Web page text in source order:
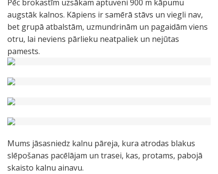
Pēc brokastīm uzsākam aptuveni 900 m kāpumu
augstāk kalnos. Kāpiens ir samērā stāvs un viegli nav,
bet grupā atbalstām, uzmundrinām un pagaidām viens
otru, lai neviens pārlieku neatpaliek un nejūtas
pamests.
Mums jāsasniedz kalnu pāreja, kura atrodas blakus
slēpošanas pacēlājam un trasei, kas, protams, pabojā
skaisto kalnu ainavu.